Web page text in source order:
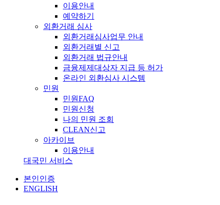
이용안내
예약하기
외환거래 심사
외환거래심사업무 안내
외환거래별 신고
외환거래 법규안내
금융제제대상자 지급 등 허가
온라인 외환심사 시스템
민원
민원FAQ
민원신청
나의 민원 조회
CLEAN신고
아카이브
이용안내
대국민 서비스
본인인증
ENGLISH